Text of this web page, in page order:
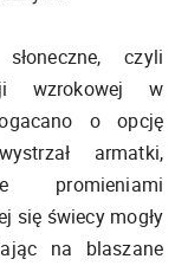
czyli
wzrokowej w
o opcję
armatki,
promieniami
się świecy mogły
na blaszane